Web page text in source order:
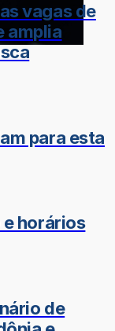
vagas de
amplia
para esta
horários
de